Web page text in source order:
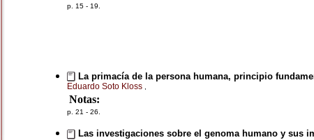
p. 15 - 19.
La primacía de la persona humana, principio
Eduardo Soto Kloss ,
Notas:
p. 21 - 26.
Las investigaciones sobre el genoma humano y sus